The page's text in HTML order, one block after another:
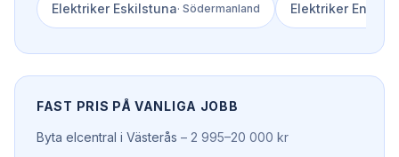
Elektriker Eskilstuna· Södermanland Elektriker
FAST PRIS PÅ VANLIGA JOBB
Byta elcentral i Västerås – 2 995–20 000 kr